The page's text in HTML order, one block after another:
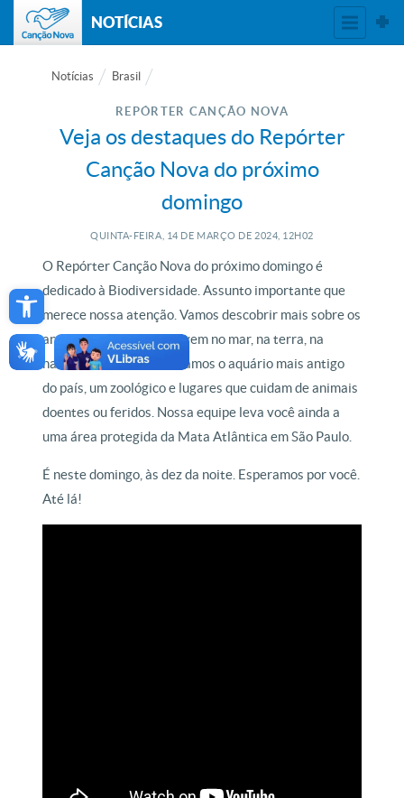
Open toolbar
NOTÍCIAS
Notícias Brasil
REPÓRTER CANÇÃO NOVA
Veja os destaques do Repórter
Canção Nova do próximo
domingo
QUINTA-FEIRA, 14 DE MARÇO DE 2024, 12H02
O Repórter Canção Nova do próximo domingo é
dedicado à Biodiversidade. Assunto importante que
merece nossa atenção. Vamos descobrir mais sobre os
animais e plantas que vivem no mar, na terra, na
natureza do Brasil. Visitamos o aquário mais antigo
do país, um zoológico e lugares que cuidam de animais
doentes ou feridos. Nossa equipe leva você ainda a
uma área protegida da Mata Atlântica em São Paulo.
É neste domingo, às dez da noite. Esperamos por você.
Até lá!